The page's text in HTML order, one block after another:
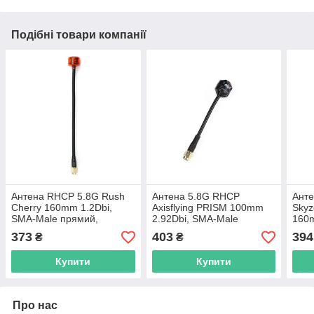
Подібні товари компанії
Антена RHCP 5.8G Rush
Cherry 160mm 1.2Dbi,
SMA-Male прямий,
червона, для FPV дронів
373 ₴
Купити
Антена 5.8G RHCP
Axisflying PRISM 100mm
2.92Dbi, SMA-Male
прямий, чорна, для FPV
дронів
403₴
Купити
394
Про нас